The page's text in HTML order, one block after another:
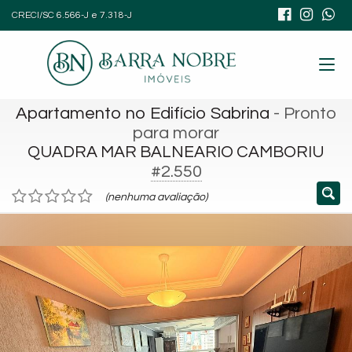
CRECI/SC 6.566-J e 7.318-J
Apartamento no Edifício Sabrina - Pronto
para morar
QUADRA MAR BALNEARIO CAMBORIU
#2.550
(nenhuma avaliação)